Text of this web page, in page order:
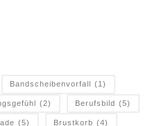
Bandscheibenvorfall (1)
(2) Berufsbild (5)
(5) Brustkorb (4)